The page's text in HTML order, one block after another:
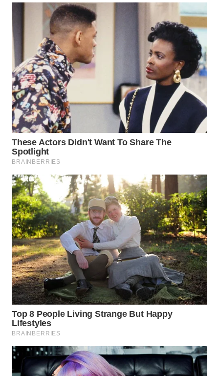
WN
DAIRI
WN
DANAU
TOBA
WN
NIAS
WN
LANGKAT
WN
TAPANULI
SELATAN
WN
TANJUNG
LESUNG
KARO
WN
SIMALUNGUN